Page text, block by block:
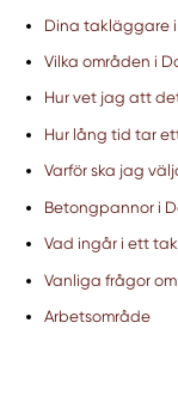
Dina takläggare
Vilka områden i
Hur vet jag att
Hur lång tid tar
Varför ska jag
Betongpannor i
Vad ingår i ett
Vanliga frågor
Arbetsområde